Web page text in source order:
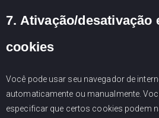
7. Ativação/desativação
cookies
Você pode usar seu navegador de
automaticamente ou manualmente.
especificar que certos cookies podem